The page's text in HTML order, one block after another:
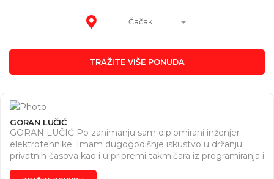
Čačak
TRAŽITE VIŠE PONUDA
GORAN LUČIĆ
GORAN LUČIĆ Po zanimanju sam diplomirani inženjer
elektrotehnike. Imam dugogodišnje iskustvo u držanju
privatnih časova kao i u pripremi takmičara iz programiranja i
osnovna elektrotehnike za srednjoškolce. Iz oba predmeta